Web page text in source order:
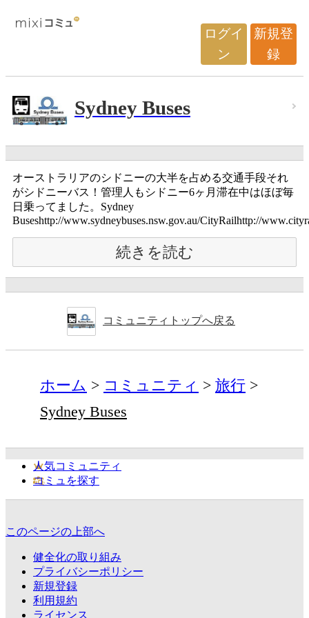
ログイ
ン
新規登
録
Sydney Buses
オーストラリアのシドニーの大半を占める交通手段それ
がシドニーバス！管理人もシドニー6ヶ月滞在中はほぼ毎
日乗ってました。Sydney
Buseshttp://www.sydneybuses.nsw.gov.au/CityRailhttp://
続きを読む
コミュニティトップへ戻る
ホーム コミュニティ
旅行
Sydney Buses
人気コミュニティ
コミュを探す
このページの上部へ
健全化の取り組み
プライバシーポリシー
新規登録
利用規約
ライセンス